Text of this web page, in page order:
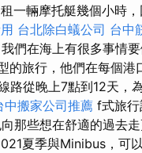
租一輛摩托艇幾個小時
台北除白蟻公司 台中
們在海上有很多事情
的旅行，他們在每個港
路從晚上7點到12天，
中搬家公司推薦 f式旅行
那些想在舒適的過去
夏季與Minibus，可